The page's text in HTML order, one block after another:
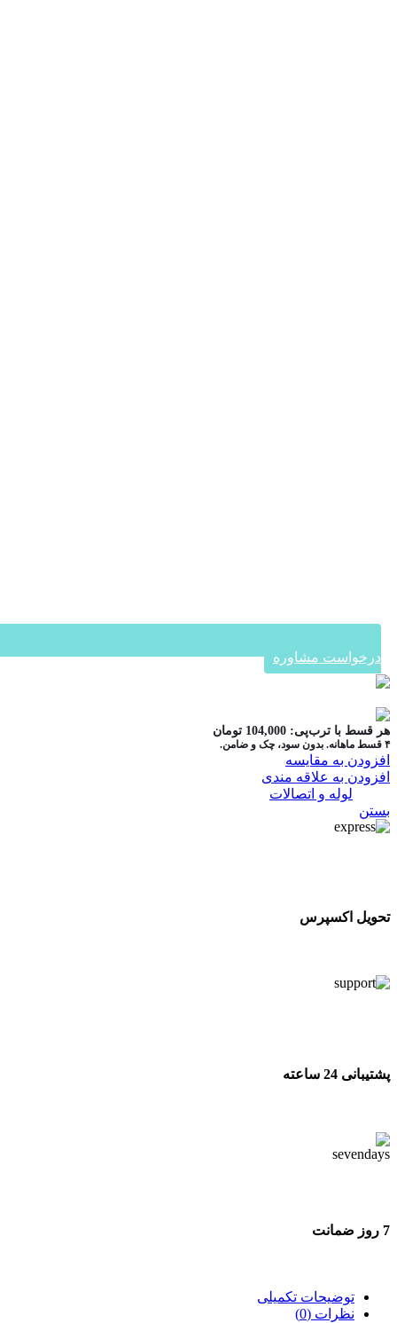
درخواست مشاوره
هر قسط با ترب‌پی: 104,000 تومان
۴ قسط ماهانه. بدون سود، چک و ضامن.
افزودن به مقایسه
افزودن به علاقه مندی
لوله و اتصالات
بستن
تحویل اکسپرس
پشتیبانی 24 ساعته
7 روز ضمانت
توضیحات تکمیلی
نظرات (0)